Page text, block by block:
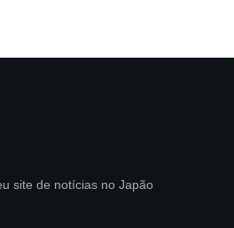
site de notícias no Japão